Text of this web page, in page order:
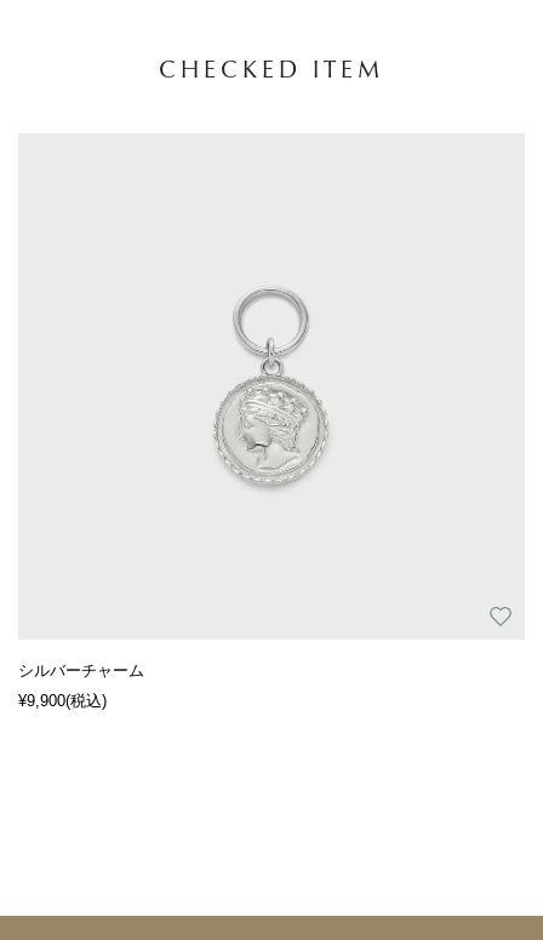
CHECKED ITEM
シルバーチャーム
¥9,900(税込)